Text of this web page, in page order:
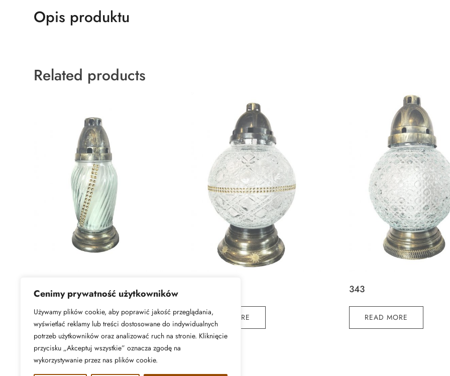
Cenimy prywatność użytkowników
Używamy plików cookie, aby poprawić jakość przeglądania,
wyświetlać reklamy lub treści dostosowane do indywidualnych
potrzeb użytkowników oraz analizować ruch na stronie. Kliknięcie
przycisku „Akceptuj wszystkie” oznacza zgodę na
wykorzystywanie przez nas plików cookie.
Opis produktu
Related products
651
READ MORE READ MORE
343
READ MORE